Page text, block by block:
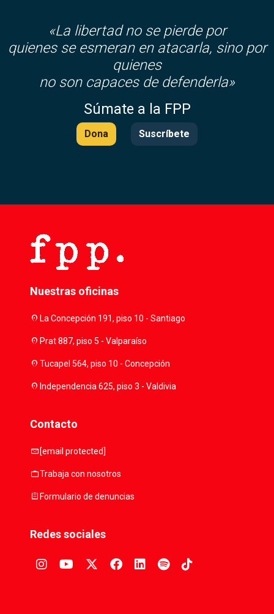
«La libertad no se pierde por
quienes se esmeran en atacarla, sino por
quienes
no son capaces de defenderla»
Súmate a la FPP
Dona Suscríbete
Nuestras oficinas
location_onLa Concepción 191, piso 10 - Santiago
location_onPrat 887, piso 5 - Valparaíso
location_onTucapel 564, piso 10 - Concepción
location_onIndependencia 625, piso 3 - Valdivia
Contacto
mail [email protected]
workTrabaja con nosotros
assignmentFormulario de denuncias
Redes sociales